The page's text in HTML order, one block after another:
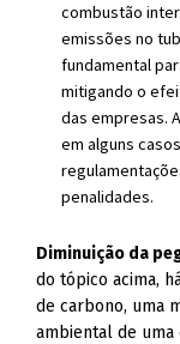
combustão
emissões no
fundamental
mitigando o
das empresas.
em alguns
penalidades.
Diminuição da
do tópico acima,
de carbono, uma
ambiental de